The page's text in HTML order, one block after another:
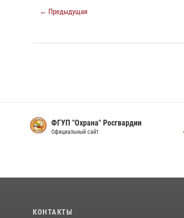
← Предыдущая
ФГУП "Охрана" Росгвардии
Официальный сайт
КОНТАКТЫ